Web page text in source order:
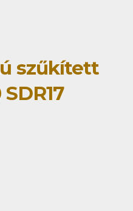
szűkített